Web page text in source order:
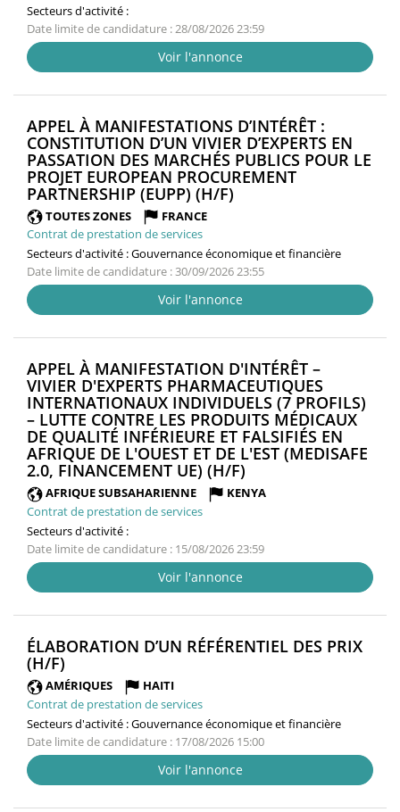
Secteurs d'activité :
Date limite de candidature : 28/08/2026 23:59
Voir l'annonce
APPEL À MANIFESTATIONS D’INTÉRÊT :
CONSTITUTION D’UN VIVIER D’EXPERTS EN
PASSATION DES MARCHÉS PUBLICS POUR LE
PROJET EUROPEAN PROCUREMENT
PARTNERSHIP (EUPP) (H/F)
TOUTES ZONES
FRANCE
Contrat de prestation de services
Secteurs d'activité :Gouvernance économique et financière
Date limite de candidature : 30/09/2026 23:55
Voir l'annonce
APPEL À MANIFESTATION D'INTÉRÊT –
VIVIER D'EXPERTS PHARMACEUTIQUES
INTERNATIONAUX INDIVIDUELS (7 PROFILS)
– LUTTE CONTRE LES PRODUITS MÉDICAUX
DE QUALITÉ INFÉRIEURE ET FALSIFIÉS EN
AFRIQUE DE L'OUEST ET DE L'EST (MEDISAFE
2.0, FINANCEMENT UE) (H/F)
FENÊTRE)
AFRIQUE SUBSAHARIENNE
KENYA
Contrat de prestation de services
Secteurs d'activité :
Date limite de candidature : 15/08/2026 23:59
Voir l'annonce
ÉLABORATION D’UN RÉFÉRENTIEL DES PRIX
(H/F)
FENÊTRE)
AMÉRIQUES
HAITI
Contrat de prestation de services
Secteurs d'activité :Gouvernance économique et financière
Date limite de candidature : 17/08/2026 15:00
Voir l'annonce